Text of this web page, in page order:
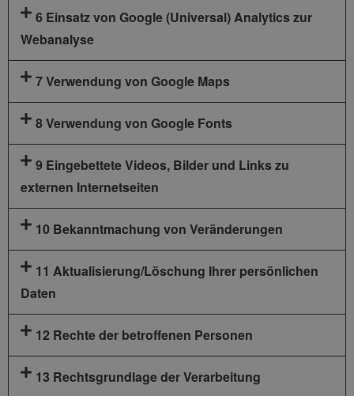
6 Einsatz von Google (Universal) Analytics zur
Webanalyse
7 Verwendung von Google Maps
8 Verwendung von Google Fonts
9 Eingebettete Videos, Bilder und Links zu
externen Internetseiten
10 Bekanntmachung von Veränderungen
11 Aktualisierung/Löschung Ihrer persönlichen
Daten
12 Rechte der betroffenen Personen
13 Rechtsgrundlage der Verarbeitung